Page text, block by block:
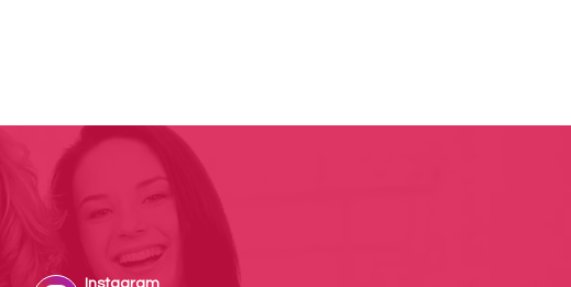
Instagram